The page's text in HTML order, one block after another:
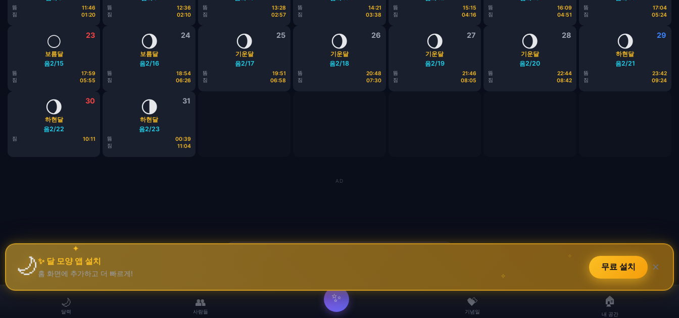
뜸
11:46
짐
01:20
뜸
12:36
짐
02:10
뜸
13:28
짐
02:57
뜸
14:21
짐
03:38
뜸
15:15
짐
04:16
뜸
16:09
짐
04:51
뜸
17:04
짐
05:24
23
🌕
보름달
음2/15
뜸
17:59
짐
05:55
24
🌖
보름달
음2/16
뜸
18:54
짐
06:26
25
🌖
기운달
음2/17
뜸
19:51
짐
06:58
26
🌖
기운달
음2/18
뜸
20:48
짐
07:30
27
🌖
기운달
음2/19
뜸
21:46
짐
08:05
28
🌖
기운달
음2/20
뜸
22:44
짐
08:42
29
🌖
하현달
음2/21
뜸
23:42
짐
09:24
30
🌖
하현달
음2/22
짐 10:11
31
🌗
하현달
음2/23
뜸
00:39
짐
11:04
AD
🌙
달력
👥
사람들
✨ 💝
기념일
🏠
내 공간
✦
✧
🌙✨ 달 모양 앱 설치
홈 화면에 추가하고 더 빠르게!
무료 설치 ✕